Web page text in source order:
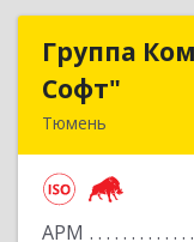
Группа
Софт"
Тюмень
АРМ